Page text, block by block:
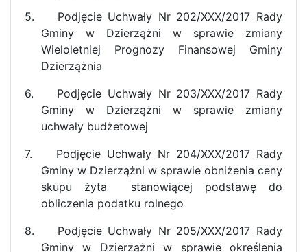
5.
Podjęcie Uchwały Nr 202/XXX/2017 Rady
Gminy w Dzierzążni w sprawie zmiany
Wieloletniej Prognozy Finansowej Gminy
Dzierzążnia
6.
Podjęcie Uchwały Nr 203/XXX/2017 Rady
Gminy w Dzierzążni w sprawie zmiany
uchwały budżetowej
7.
Podjęcie Uchwały Nr 204/XXX/2017 Rady
Gminy w Dzierzążni w sprawie obniżenia ceny
skupu żyta
stanowiącej podstawę do
obliczenia podatku rolnego
8.
Podjęcie Uchwały Nr 205/XXX/2017 Rady
Gminy w Dzierzążni w sprawie określenia